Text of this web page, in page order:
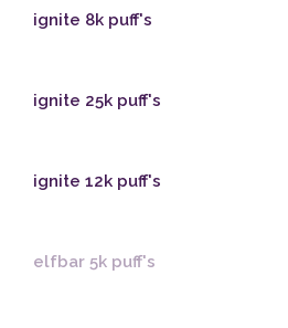
ignite 8k puff's
ignite 25k puff's
ignite 12k puff's
elfbar 5k puff's